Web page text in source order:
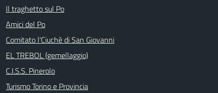
Il traghetto sul Po
Amici del Po
Comitato l'Ciuchè di San Giovanni
EL TREBOL (gemellaggio)
C.I.S.S. Pinerolo
Turismo Torino e Provincia